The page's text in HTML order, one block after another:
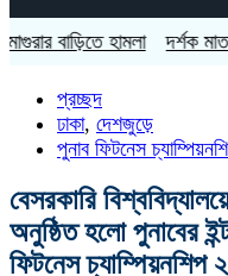
বাড়িতে হামলা দর্শক মাতাচ্ছে
প্রচ্ছদ
ঢাকা, দেশজুড়ে
পুনাব ফিটনেস
বেসরকারি
অনুষ্ঠিত হলো পুনাবের
ফিটনেস চ্যাম্পিয়নশিপ